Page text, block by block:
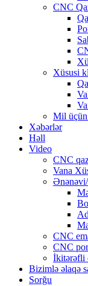
CNC
Xüsusi
Mil
Xəbərlər
Həll
Video
CNC
Vana
CNC
CNC
İkitərəfli
Bizimlə əlaqə
Sorğu